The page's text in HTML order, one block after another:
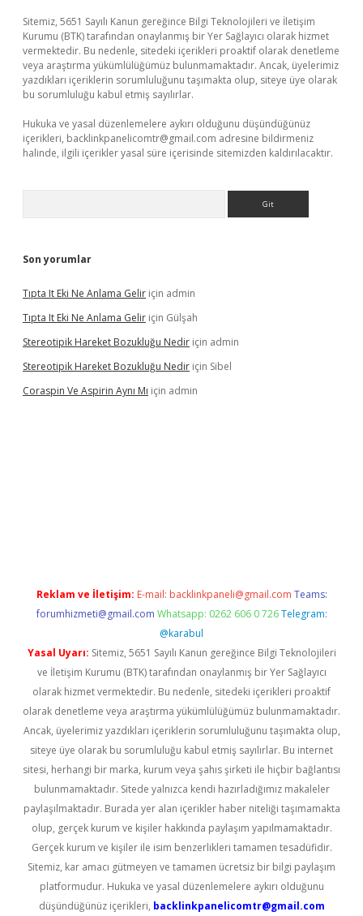
Sitemiz, 5651 Sayılı Kanun gereğince Bilgi Teknolojileri ve İletişim
Kurumu (BTK) tarafından onaylanmış bir Yer Sağlayıcı olarak hizmet
vermektedir. Bu nedenle, sitedeki içerikleri proaktif olarak denetleme
veya araştırma yükümlülüğümüz bulunmamaktadır. Ancak, üyelerimiz
yazdıkları içeriklerin sorumluluğunu taşımakta olup, siteye üye olarak
bu sorumluluğu kabul etmiş sayılırlar.
Hukuka ve yasal düzenlemelere aykırı olduğunu düşündüğünüz
içerikleri, backlinkpanelicomtr@gmail.com adresine bildirmeniz
halinde, ilgili içerikler yasal süre içerisinde sitemizden kaldırılacaktır.
Son yorumlar
Tıpta It Eki Ne Anlama Gelir için admin
Tıpta It Eki Ne Anlama Gelir için Gülşah
Stereotipik Hareket Bozukluğu Nedir için admin
Stereotipik Hareket Bozukluğu Nedir için Sibel
Coraspin Ve Aspirin Aynı Mı için admin
Reklam ve İletişim: E-mail: backlinkpaneli@gmail.com Teams:
forumhizmeti@gmail.com Whatsapp: 0262 606 0 726 Telegram:
@karabul
Yasal Uyarı: Sitemiz, 5651 Sayılı Kanun gereğince Bilgi Teknolojileri
ve İletişim Kurumu (BTK) tarafından onaylanmış bir Yer Sağlayıcı
olarak hizmet vermektedir. Bu nedenle, sitedeki içerikleri proaktif
olarak denetleme veya araştırma yükümlülüğümüz bulunmamaktadır.
Ancak, üyelerimiz yazdıkları içeriklerin sorumluluğunu taşımakta olup,
siteye üye olarak bu sorumluluğu kabul etmiş sayılırlar. Bu internet
sitesi, herhangi bir marka, kurum veya şahıs şirketi ile hiçbir bağlantısı
bulunmamaktadır. Sitede yalnızca kendi hazırladığımız makaleler
paylaşılmaktadır. Burada yer alan içerikler haber niteliği taşımamakta
olup, gerçek kurum ve kişiler hakkında paylaşım yapılmamaktadır.
Gerçek kurum ve kişiler ile isim benzerlikleri tamamen tesadüfidir.
Sitemiz, kar amacı gütmeyen ve tamamen ücretsiz bir bilgi paylaşım
platformudur. Hukuka ve yasal düzenlemelere aykırı olduğunu
düşündüğünüz içerikleri, backlinkpanelicomtr@gmail.com